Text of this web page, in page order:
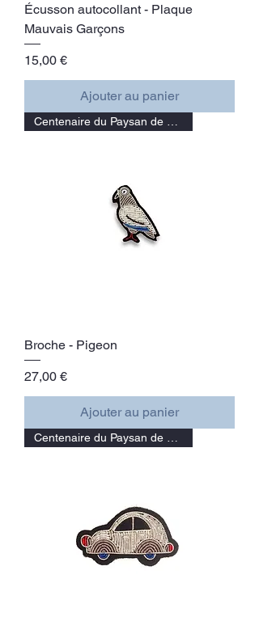
Écusson autocollant - Plaque
Mauvais Garçons
Prix
15,00 €
Ajouter au panier
Centenaire du Paysan de Paris
Broche - Pigeon
Prix
27,00 €
Ajouter au panier